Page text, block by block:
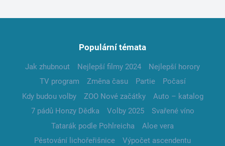
Populární témata
Jak zhubnout Nejlepší filmy 2024
Nejlepší horory
TV program
Změna času Partie
Počasí
Kdy budou volby
ZOO Nové začátky
Auto – katalog
7 pádů Honzy Dědka
Volby 2025
Svařené víno
Tatarák podle Pohlreicha
Aloe vera
Pěstování lichořeřišnice
Výpočet ascendentu